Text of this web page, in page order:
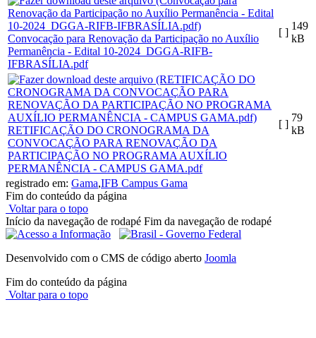
Convocação para Renovação da Participação no Auxílio
Permanência - Edital 10-2024_DGGA-RIFB-
IFBRASÍLIA.pdf
[ ]
149
kB
RETIFICAÇÃO DO CRONOGRAMA DA
CONVOCAÇÃO PARA RENOVAÇÃO DA
PARTICIPAÇÃO NO PROGRAMA AUXÍLIO
PERMANÊNCIA - CAMPUS GAMA.pdf
[ ]
79
kB
registrado em: Gama,IFB Campus Gama
Fim do conteúdo da página
Voltar para o topo
Início da navegação de rodapé Fim da navegação de rodapé
Desenvolvido com o CMS de código aberto Joomla
Fim do conteúdo da página
Voltar para o topo